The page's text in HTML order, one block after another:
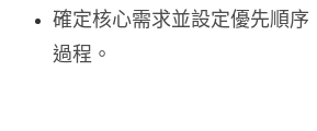
確定核心需求並設定優先順序
過程。